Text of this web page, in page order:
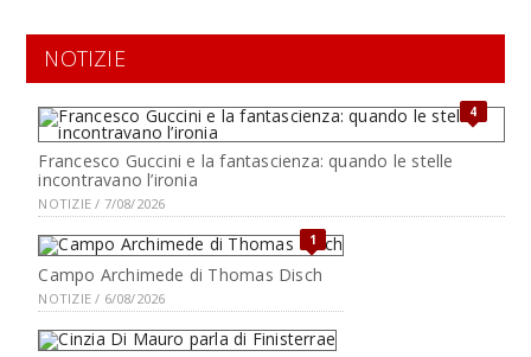
NOTIZIE
4
Francesco Guccini e la fantascienza: quando le stelle
incontravano l’ironia
NOTIZIE / 7/08/2026
1
Campo Archimede di Thomas Disch
NOTIZIE / 6/08/2026